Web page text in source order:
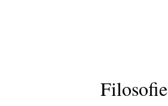
Filosofie